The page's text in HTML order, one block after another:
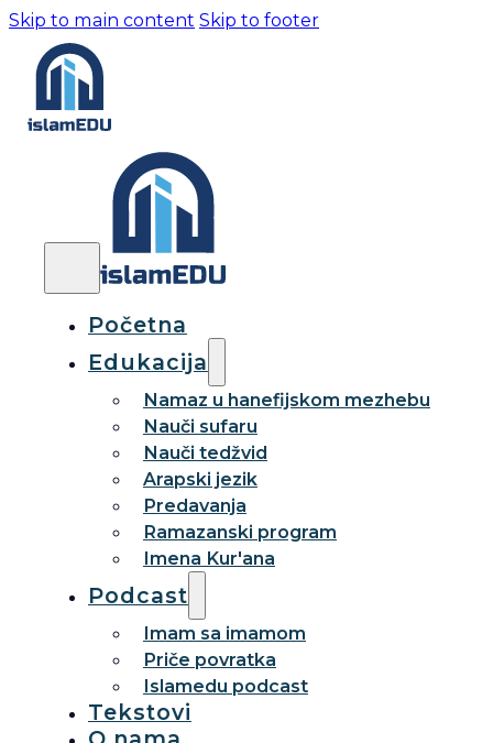
Skip to main content Skip to footer
Početna
Edukacija
Namaz u hanefijskom mezhebu
Nauči sufaru
Nauči tedžvid
Arapski jezik
Predavanja
Ramazanski program
Imena Kur'ana
Podcast
Imam sa imamom
Priče povratka
Islamedu podcast
Tekstovi